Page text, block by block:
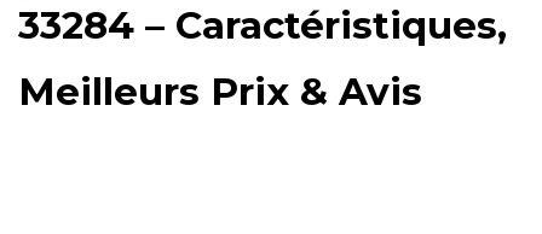
33284 – Caractéristiques,
Meilleurs Prix & Avis